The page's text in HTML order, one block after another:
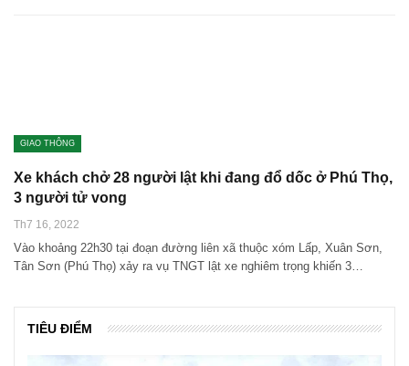
GIAO THÔNG
Xe khách chở 28 người lật khi đang đổ dốc ở Phú Thọ,
3 người tử vong
Th7 16, 2022
Vào khoảng 22h30 tại đoạn đường liên xã thuộc xóm Lấp, Xuân Sơn,
Tân Sơn (Phú Thọ) xảy ra vụ TNGT lật xe nghiêm trọng khiến 3…
TIÊU ĐIỂM